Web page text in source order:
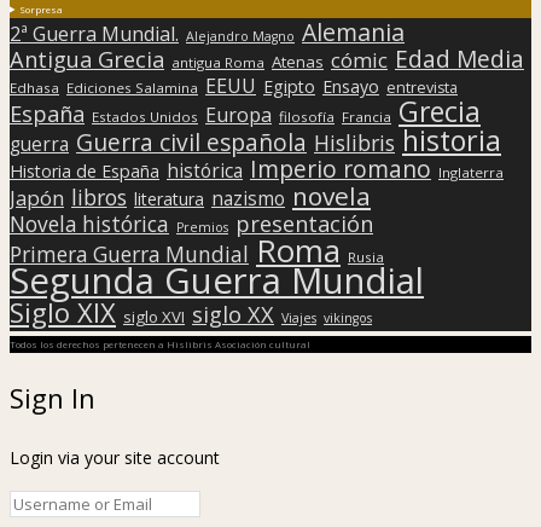
Sorpresa
2ª Guerra Mundial. Alejandro Magno Alemania
Antigua Grecia antigua Roma Atenas cómic Edad Media
Edhasa Ediciones Salamina EEUU Egipto Ensayo entrevista
España Estados Unidos Europa filosofía Francia Grecia
guerra Guerra civil española Hislibris historia
Historia de España histórica Imperio romano Inglaterra
Japón libros literatura nazismo novela
Novela histórica Premios presentación
Primera Guerra Mundial Roma Rusia
Segunda Guerra Mundial
Siglo XIX siglo XVI siglo XX Viajes vikingos
Todos los derechos pertenecen a Hislibris Asociación cultural
Sign In
Login via your site account